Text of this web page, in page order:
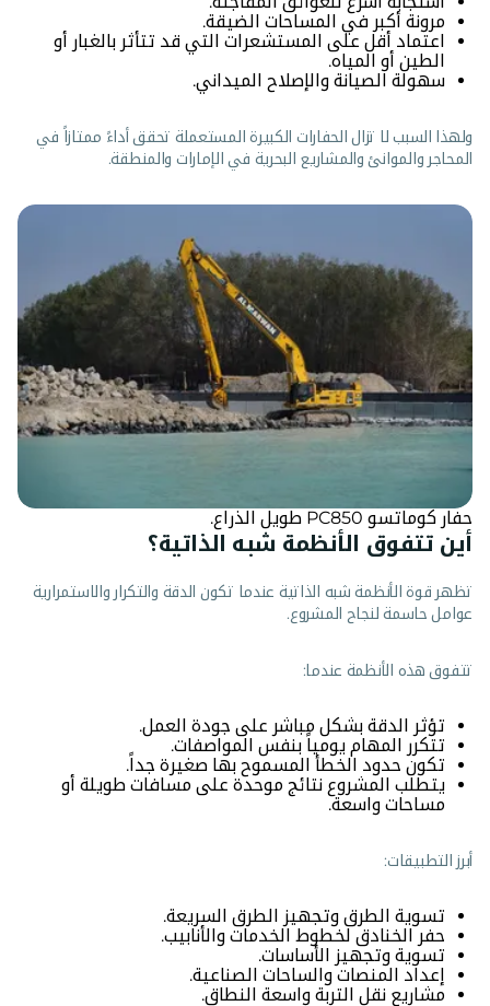
مرونة أكبر في المساحات الضيقة.
اعتماد أقل على المستشعرات التي قد تتأثر بالغبار أو
الطين أو المياه.
سهولة الصيانة والإصلاح الميداني.
ولهذا السبب لا تزال الحفارات الكبيرة المستعملة تحقق أداءً ممتازاً في
المحاجر والموانئ والمشاريع البحرية في الإمارات والمنطقة.
حفار كوماتسو PC850 طويل الذراع.
أين تتفوق الأنظمة شبه الذاتية؟
تظهر قوة الأنظمة شبه الذاتية عندما تكون الدقة والتكرار والاستمرارية
عوامل حاسمة لنجاح المشروع.
تتفوق هذه الأنظمة عندما:
تؤثر الدقة بشكل مباشر على جودة العمل.
تتكرر المهام يومياً بنفس المواصفات.
تكون حدود الخطأ المسموح بها صغيرة جداً.
يتطلب المشروع نتائج موحدة على مسافات طويلة أو
مساحات واسعة.
أبرز التطبيقات:
تسوية الطرق وتجهيز الطرق السريعة.
حفر الخنادق لخطوط الخدمات والأنابيب.
تسوية وتجهيز الأساسات.
إعداد المنصات والساحات الصناعية.
مشاريع نقل التربة واسعة النطاق.